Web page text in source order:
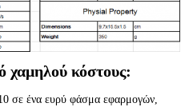
χαμηλού κόστους:
σε ένα ευρύ φάσμα εφαρμογών,